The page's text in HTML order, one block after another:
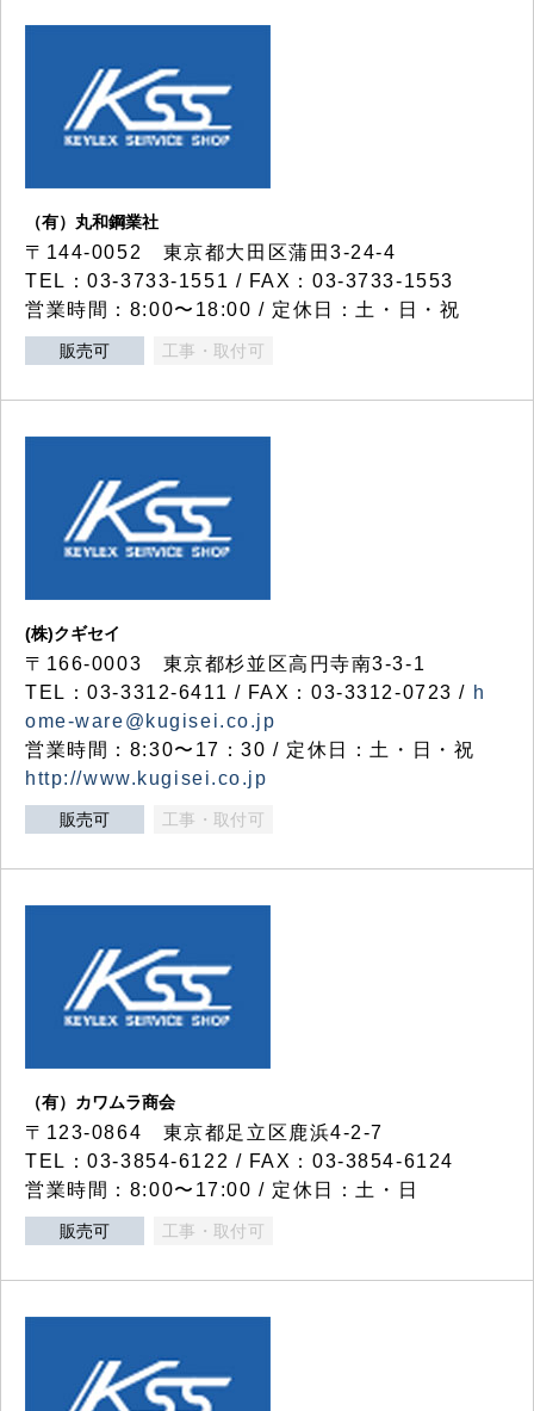
（有）丸和鋼業社
〒144-0052 東京都大田区蒲田3-24-4
TEL：03-3733-1551 / FAX：03-3733-1553
営業時間：8:00〜18:00 / 定休日：土・日・祝
販売可 工事・取付可
(株)クギセイ
〒166-0003 東京都杉並区高円寺南3-3-1
TEL：03-3312-6411 / FAX：03-3312-0723 / h
ome-ware@kugisei.co.jp
営業時間：8:30〜17：30 / 定休日：土・日・祝
http://www.kugisei.co.jp
販売可 工事・取付可
（有）カワムラ商会
〒123-0864 東京都足立区鹿浜4-2-7
TEL：03-3854-6122 / FAX：03-3854-6124
営業時間：8:00〜17:00 / 定休日：土・日
販売可 工事・取付可